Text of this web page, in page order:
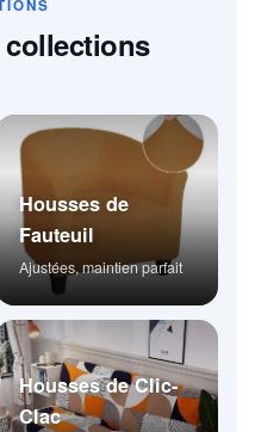
Housses de
Fauteuil
Ajustées, maintien parfait
Housses de Clic-
Clac